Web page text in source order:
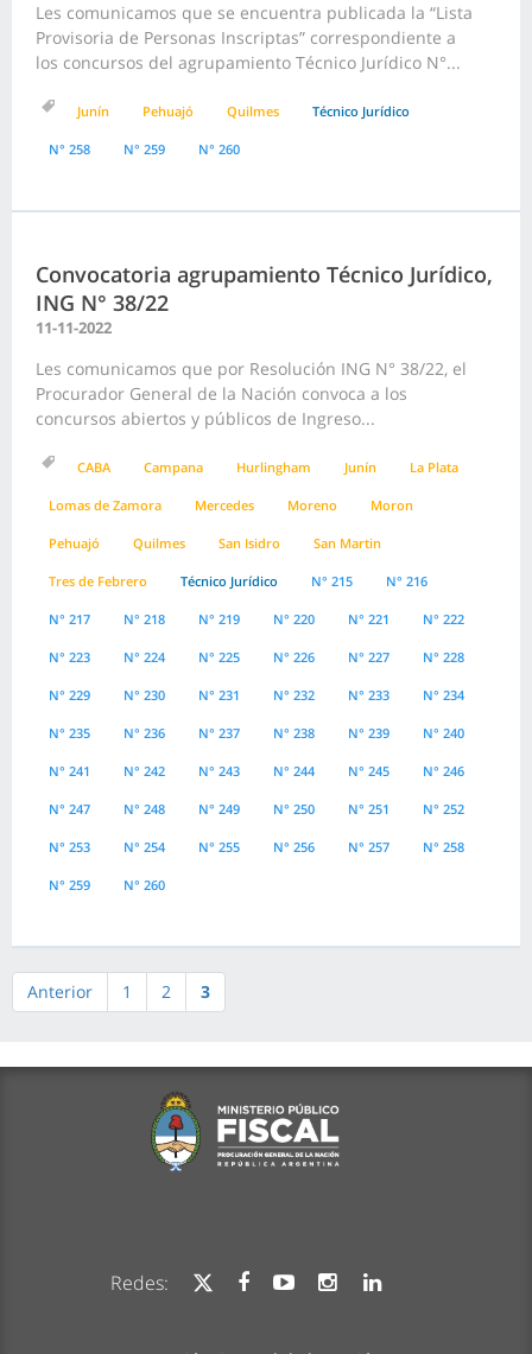
Les comunicamos que se encuentra publicada la “Lista
Provisoria de Personas Inscriptas” correspondiente a
los concursos del agrupamiento Técnico Jurídico N°...
Junín Pehuajó Quilmes Técnico Jurídico
N° 258 N° 259 N° 260
Convocatoria agrupamiento Técnico Jurídico,
ING N° 38/22
11-11-2022
Les comunicamos que por Resolución ING N° 38/22, el
Procurador General de la Nación convoca a los
concursos abiertos y públicos de Ingreso...
CABA Campana Hurlingham Junín La Plata
Lomas de Zamora Mercedes Moreno Moron
Pehuajó Quilmes San Isidro San Martin
Tres de Febrero Técnico Jurídico N° 215 N° 216
N° 217 N° 218 N° 219 N° 220 N° 221 N° 222
N° 223 N° 224 N° 225 N° 226 N° 227 N° 228
N° 229 N° 230 N° 231 N° 232 N° 233 N° 234
N° 235 N° 236 N° 237 N° 238 N° 239 N° 240
N° 241 N° 242 N° 243 N° 244 N° 245 N° 246
N° 247 N° 248 N° 249 N° 250 N° 251 N° 252
N° 253 N° 254 N° 255 N° 256 N° 257 N° 258
N° 259 N° 260
Anterior 1 2 3
Redes: